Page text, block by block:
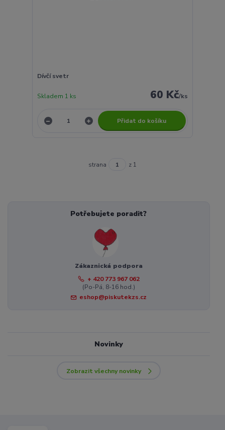
Dívčí svetr
60 Kč/ks
Skladem 1 ks
Přidat do košíku
strana z 1
Potřebujete poradit?
Zákaznická podpora
+ 420 773 967 062
(Po-Pá, 8-16 hod.)
eshop@piskutekzs.cz
Novinky
Zobrazit všechny novinky